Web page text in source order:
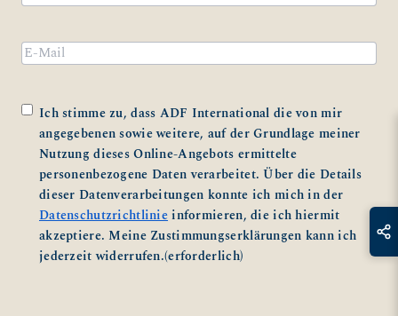
Zustimmung(erforderlich)
Ich stimme zu, dass ADF International die von mir
angegebenen sowie weitere, auf der Grundlage meiner
Nutzung dieses Online-Angebots ermittelte
personenbezogene Daten verarbeitet. Über die Details
dieser Datenverarbeitungen konnte ich mich in der
Datenschutzrichtlinieinformieren, die ich hiermit
akzeptiere. Meine Zustimmungserklärungen kann ich
jederzeit widerrufen.(erforderlich)